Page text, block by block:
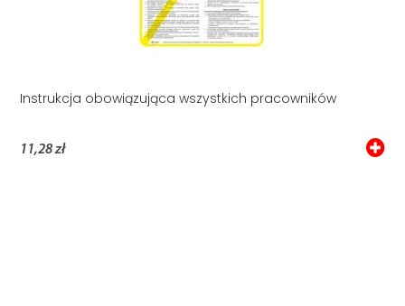
Instrukcja obowiązująca wszystkich pracowników
11,28 zł